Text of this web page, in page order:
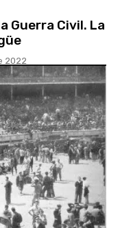
Guerra Civil. La
2022